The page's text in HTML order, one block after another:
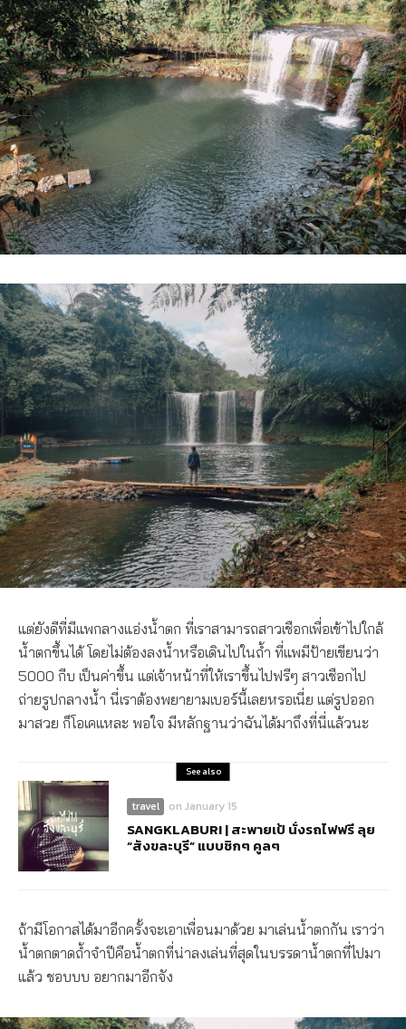
แต่ยังดีที่มีแพกลางแอ่งน้ำตก ที่เราสามารถสาวเชือกเพื่อเข้าไปใกล้
น้ำตกขึ้นได้ โดยไม่ต้องลงน้ำหรือเดินไปในถ้ำ ที่แพมีป้ายเขียนว่า
5000 กีบ เป็นค่าขึ้น แต่เจ้าหน้าที่ให้เราขึ้นไปฟรีๆ สาวเชือกไป
ถ่ายรูปกลางน้ำ นี่เราต้องพยายามเบอร์นี้เลยหรอเนี่ย แต่รูปออก
มาสวย ก็โอเคแหละ พอใจ มีหลักฐานว่าฉันได้มาถึงที่นี่แล้วนะ
See also
travel on January 15
SANGKLABURI | สะพายเป้ นั่งรถไฟฟรี ลุย
“สังขละบุรี” แบบชิกๆ คูลๆ
ถ้ามีโอกาสได้มาอีกครั้งจะเอาเพื่อนมาด้วย มาเล่นน้ำตกกัน เราว่า
น้ำตกตาดถ้ำจำปีคือน้ำตกที่น่าลงเล่นที่สุดในบรรดาน้ำตกที่ไปมา
แล้ว ชอบบบ อยากมาอีกจัง